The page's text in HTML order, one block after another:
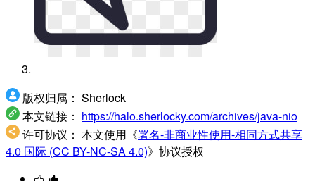
版权归属： Sherlock
本文链接： https://halo.sherlocky.com/archives/java-nio
许可协议： 本文使用《署名-非商业性使用-相同方式共享
4.0 国际 (CC BY-NC-SA 4.0)》协议授权